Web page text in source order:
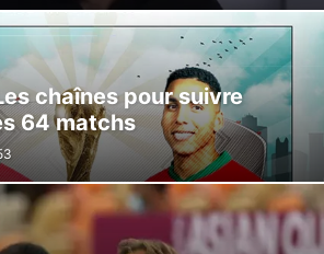
chaînes pour suivre
64 matchs